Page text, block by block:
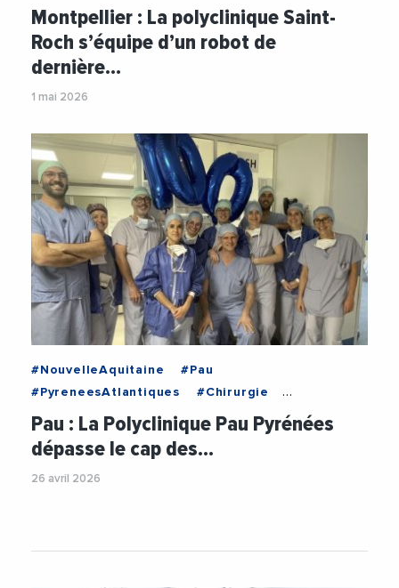
#Robot
#Robotique #Sante
Montpellier : La polyclinique Saint-
Roch s’équipe d’un robot de
dernière…
1 mai 2026
#NouvelleAquitaine
#Pau
#PyreneesAtlantiques
#Chirurgie
#Innovation
#Medical
#PolycliniquePauPyrenees
#Robot
Pau : La Polyclinique Pau Pyrénées
dépasse le cap des…
26 avril 2026